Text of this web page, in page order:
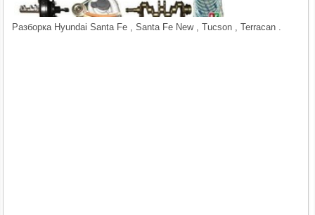
Разборка Hyundai Santa Fe , Santa Fe New , Tucson , Terracan .